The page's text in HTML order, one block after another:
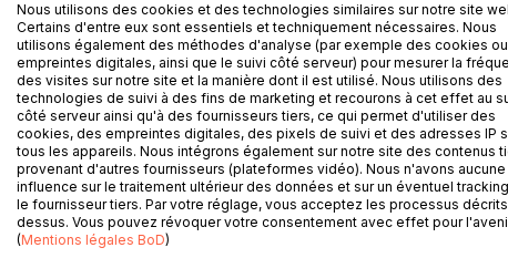
Le premier recueil de Fables correspond aux
au Dauphin. La Fontaine insiste sur la fonction
hommes. »
Fac-similé du manuscrit du Statuaire et la statue
Le deuxième recueil correspond aux livres VII à
Madame de Montespan, la maîtresse du roi.
Le dernier recueil correspond au livre XII actuel. Il
Nous utilisons des cookies et des technologies similaires sur notre site
Certains d'entre eux sont essentiels et techniquement nécessaires. Nous
utilisons également des méthodes d'analyse (par exemple des cookies
empreintes digitales, ainsi que le suivi côté serveur) pour mesurer la
des visites sur notre site et la manière dont il est utilisé. Nous utilisons des
technologies de suivi à des fins de marketing et recourons à cet effet au
côté serveur ainsi qu'à des fournisseurs tiers, ce qui permet d'utiliser des
cookies, des empreintes digitales, des pixels de suivi et des adresses IP
tous les appareils. Nous intégrons également sur notre site des contenus
provenant d'autres fournisseurs (plateformes vidéo). Nous n'avons aucune
influence sur le traitement ultérieur des données et sur un éventuel
le fournisseur tiers. Par votre réglage, vous acceptez les processus
dessus. Vous pouvez révoquer votre consentement avec effet pour
(Mentions légales BoD)